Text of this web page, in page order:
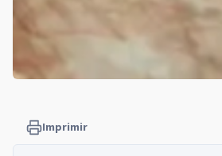
Imprimir